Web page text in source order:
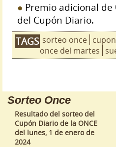
Premio adicional de
del Cupón Diario.
TAGS sorteo once
once del martes
Sorteo Once
Resultado del sorteo del
Cupón Diario de la ONCE
del lunes, 1 de enero de
2024